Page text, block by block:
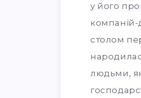
у його
компаній-
столом
людьми,